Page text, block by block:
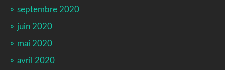
septembre 2020
juin 2020
mai 2020
avril 2020